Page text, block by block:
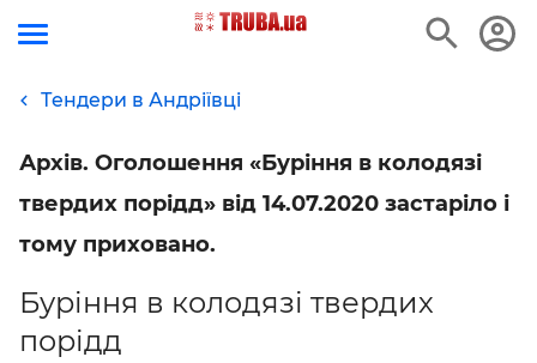
Тендери в Андріївці
Архів. Оголошення «Буріння в колодязі
твердих порідд» від 14.07.2020 застаріло і
тому приховано.
Буріння в колодязі твердих
порідд